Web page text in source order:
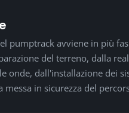
pumptrack avviene in più
del terreno, dalla
onde, dall'installazione dei
messa in sicurezza del